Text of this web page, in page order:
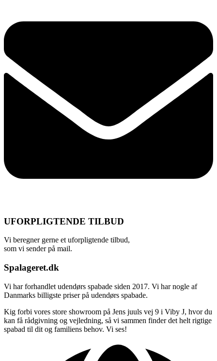
UFORPLIGTENDE TILBUD
Vi beregner gerne et uforpligtende tilbud,
som vi sender på mail.
Spalageret.dk
Vi har forhandlet udendørs spabade siden 2017. Vi har nogle af
Danmarks billigste priser på udendørs spabade.
Kig forbi vores store showroom på Jens juuls vej 9 i Viby J, hvor du
kan få rådgivning og vejledning, så vi sammen finder det helt rigtige
spabad til dit og familiens behov. Vi ses!